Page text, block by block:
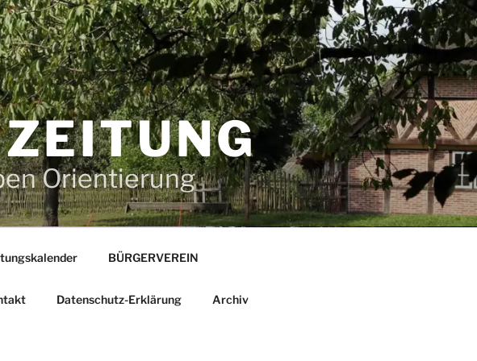
Orientierung
BÜRGERVEREIN
Datenschutz-Erklärung Archiv